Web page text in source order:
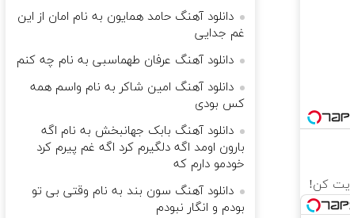
دانلود آهنگ حامد همایون به نام امان از این
غم جدایی
دانلود آهنگ عرفان طهماسبی به نام چه کنم
دانلود آهنگ امین شاکر به نام واسم همه
کس بودی
دانلود آهنگ بابک جهانبخش به نام اگه
بارون اومد اگه دلگیرم کرد اگه غم پیرم کرد
خودمو دارم که
دانلود آهنگ سون بند به نام وقتی بی تو
بودم و انگار نبودم